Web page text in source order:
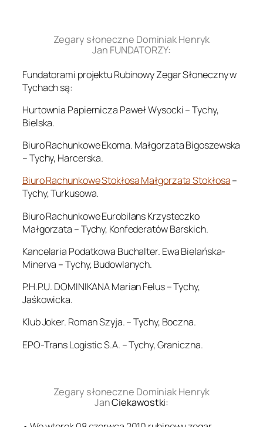
Zegary słoneczne Dominiak Henryk
Jan FUNDATORZY:
Fundatorami projektu Rubinowy Zegar Słoneczny w
Tychach są:
Hurtownia Papiernicza Paweł Wysocki – Tychy,
Bielska.
Biuro Rachunkowe Ekoma. Małgorzata Bigoszewska
– Tychy, Harcerska.
Biuro Rachunkowe Stokłosa Małgorzata Stokłosa–
Tychy, Turkusowa.
Biuro Rachunkowe Eurobilans Krzysteczko
Małgorzata – Tychy, Konfederatów Barskich.
Kancelaria Podatkowa Buchalter. Ewa Bielańska-
Minerva – Tychy, Budowlanych.
P.H.P.U. DOMINIKANA Marian Felus – Tychy,
Jaśkowicka.
Klub Joker. Roman Szyja. – Tychy, Boczna.
EPO-Trans Logistic S.A. – Tychy, Graniczna.
Zegary słoneczne Dominiak Henryk
JanCiekawostki: